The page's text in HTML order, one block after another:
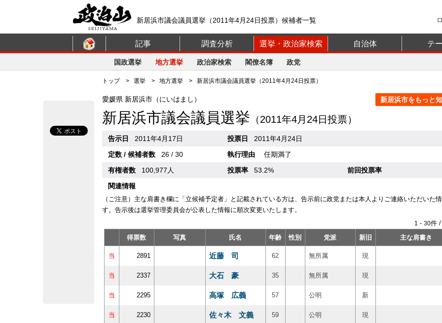
新居浜市議会議員選挙（2011年4月24日投票）候補者一覧
記事 調査分析 選挙・政治家検索 自治体 テ
国政選挙 地方選挙 政治家検索 閣僚名簿 政党
トップ> 選挙 > 地方選挙 > 新居浜市議会議員選挙（2011年4月24日投票）
新居浜市をもっと知
愛媛県 新居浜市（にいはまし）
新居浜市議会議員選挙 （2011年4月24日投票）
告示日 2011年4月17日 投票日
2011年4月24日
定数 / 候補者数
26 / 30 執行理由
任期満了
有権者数
100,977人 投票率 53.2%
前回投票率
関連情報
（ご注意）主な肩書き欄に「立候補予定者」と記載されている方は、告示前に政党または本人よりご連絡いただいた
す。告示後は選挙管理委員会が公表した情報に順次変更いたします。
1 - 30件
得票数
写真 氏名 年齢 性別 党派 新旧 主な肩書き
当 2891 近藤 司 62 無所属 現
当 2337 大石 豪 35 無所属 現
当 2295 高塚 広義 57 公明 新
当 2230 佐々木 文義 59 公明 現